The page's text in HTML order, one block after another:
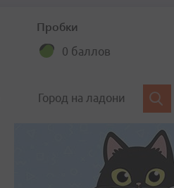
Пробки
0 баллов
Город на ладони